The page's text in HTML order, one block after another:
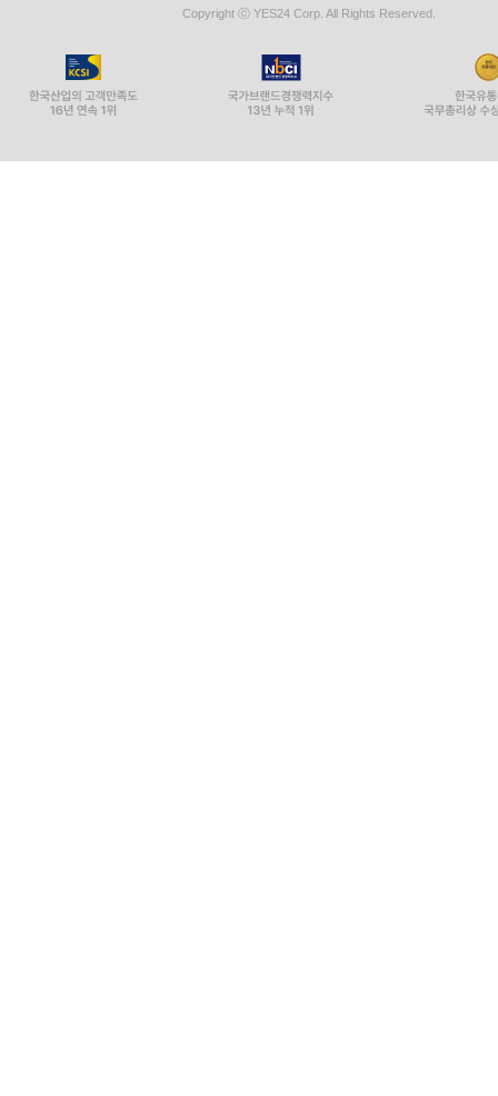
Copyright ⓒ YES24 Corp. All Rights Reserved.